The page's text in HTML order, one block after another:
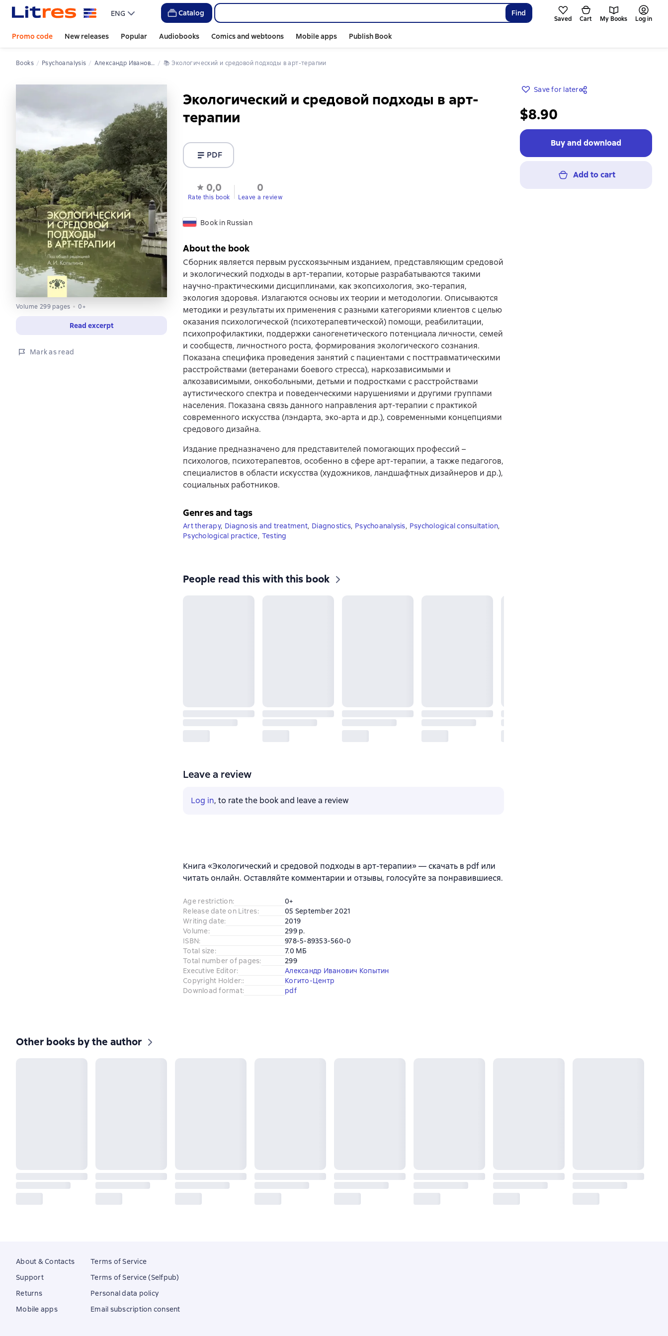
ENG Catalog Find
Saved Cart My Books Log in
Promo code New releases Popular Audiobooks Comics and webtoons Mobile apps Publish Book
Books Psychoanalysis Александр Иванович Копытин 📚 Экологический и средовой подходы в арт-терапии
Volume 299 pages 0+
Read excerpt
Mark as read
Экологический и средовой подходы в арт-
терапии
PDF
0,0
Rate this book
0
Leave a review
Book in Russian
Save for later
$8.90
Buy and download
Add to cart
About the book
Сборник является первым русскоязычным изданием, представляющим средовой
и экологический подходы в арт-терапии, которые разрабатываются такими
научно-практическими дисциплинами, как экопсихология, эко-терапия,
экология здоровья. Излагаются основы их теории и методологии. Описываются
методики и результаты их применения с разными категориями клиентов с целью
оказания психологической (психотерапевтической) помощи, реабилитации,
психопрофилактики, поддержки саногенетического потенциала личности, семей
и сообществ, личностного роста, формирования экологического сознания.
Показана специфика проведения занятий с пациентами с посттравматическими
расстройствами (ветеранами боевого стресса), наркозависимыми и
алкозависимыми, онкобольными, детьми и подростками с расстройствами
аутистического спектра и поведенческими нарушениями и другими группами
населения. Показана связь данного направления арт-терапии с практикой
современного искусства (лэндарта, эко-арта и др.), современными концепциями
средового дизайна.
Издание предназначено для представителей помогающих профессий –
психологов, психотерапевтов, особенно в сфере арт-терапии, а также педагогов,
специалистов в области искусства (художников, ландшафтных дизайнеров и др.),
социальных работников.
Genres and tags
Art therapy, Diagnosis and treatment, Diagnostics, Psychoanalysis, Psychological consultation,
Psychological practice, Testing
People read this with this book
Leave a review
Log in, to rate the book and leave a review
Книга «Экологический и средовой подходы в арт-терапии» — скачать в pdf или
читать онлайн. Оставляйте комментарии и отзывы, голосуйте за понравившиеся.
Age restriction:
0+
Release date on Litres:
05 September 2021
Writing date:
2019
Volume:
299 p.
ISBN:
978-5-89353-560-0
Total size:
7.0 МБ
Total number of pages:
299
Executive Editor:
Александр Иванович Копытин
Copyright Holder::
Когито-Центр
Download format: pdf
Other books by the author
About & Contacts
Support
Returns
Mobile apps
Terms of Service
Terms of Service (Selfpub)
Personal data policy
Email subscription consent